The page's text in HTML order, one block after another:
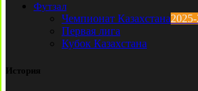
Футзал
Чемпионат Казахстана
Первая лига
Кубок Казахстана
История